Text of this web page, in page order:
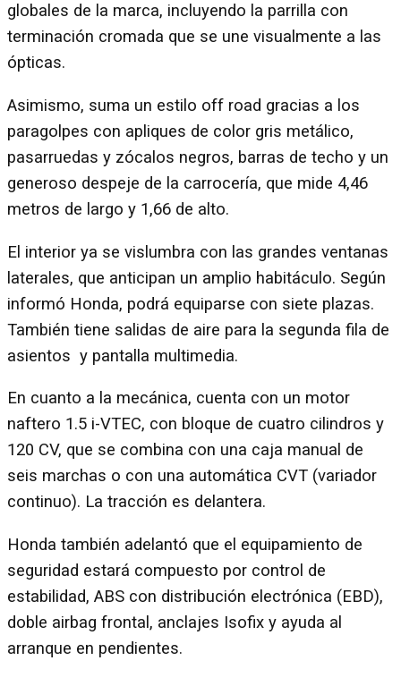
globales de la marca, incluyendo la parrilla con
terminación cromada que se une visualmente a las
ópticas.
Asimismo, suma un estilo off road gracias a los
paragolpes con apliques de color gris metálico,
pasarruedas y zócalos negros, barras de techo y un
generoso despeje de la carrocería, que mide 4,46
metros de largo y 1,66 de alto.
El interior ya se vislumbra con las grandes ventanas
laterales, que anticipan un amplio habitáculo. Según
informó Honda, podrá equiparse con siete plazas.
También tiene salidas de aire para la segunda fila de
asientos y pantalla multimedia.
En cuanto a la mecánica, cuenta con un motor
naftero 1.5 i-VTEC, con bloque de cuatro cilindros y
120 CV, que se combina con una caja manual de
seis marchas o con una automática CVT (variador
continuo). La tracción es delantera.
Honda también adelantó que el equipamiento de
seguridad estará compuesto por control de
estabilidad, ABS con distribución electrónica (EBD),
doble airbag frontal, anclajes Isofix y ayuda al
arranque en pendientes.